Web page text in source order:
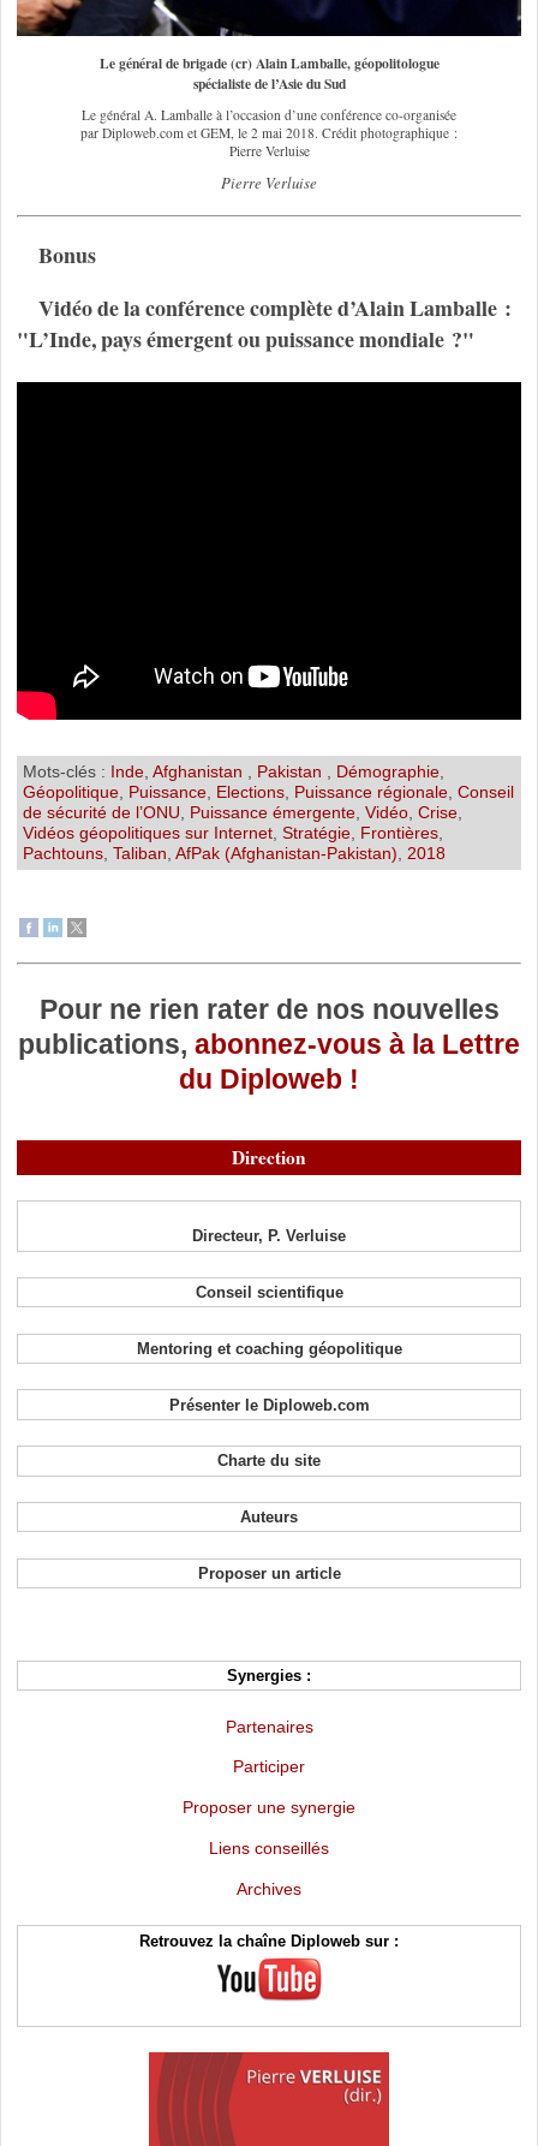
Le général de brigade (cr) Alain Lamballe, géopolitologue
spécialiste de l’Asie du Sud
Le général A. Lamballe à l’occasion d’une conférence co-organisée
par Diploweb.com et GEM, le 2 mai 2018. Crédit photographique :
Pierre Verluise
Pierre Verluise
Bonus
Vidéo de la conférence complète d’Alain Lamballe :
"L’Inde, pays émergent ou puissance mondiale ?"
Mots-clés : Inde, Afghanistan , Pakistan , Démographie,
Géopolitique, Puissance, Elections, Puissance régionale, Conseil
de sécurité de l’ONU, Puissance émergente, Vidéo, Crise,
Vidéos géopolitiques sur Internet, Stratégie, Frontières,
Pachtouns, Taliban, AfPak (Afghanistan-Pakistan), 2018
Pour ne rien rater de nos nouvelles
publications, abonnez-vous à la Lettre
du Diploweb !
Direction
Directeur, P. Verluise
Conseil scientifique
Mentoring et coaching géopolitique
Présenter le Diploweb.com
Charte du site
Auteurs
Proposer un article
Synergies :
Partenaires
Participer
Proposer une synergie
Liens conseillés
Archives
Retrouvez la chaîne Diploweb sur :